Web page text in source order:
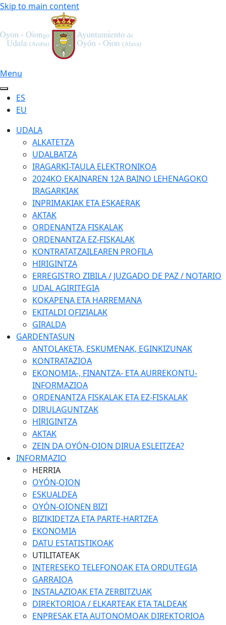
Skip to main content
Menu
ES
EU
UDALA
ALKATETZA
UDALBATZA
IRAGARKI-TAULA ELEKTRONIKOA
2024KO EKAINAREN 12A BAINO LEHENAGOKO
IRAGARKIAK
INPRIMAKIAK ETA ESKAERAK
AKTAK
ORDENANTZA FISKALAK
ORDENANTZA EZ-FISKALAK
KONTRATATZAILEAREN PROFILA
HIRIGINTZA
ERREGISTRO ZIBILA / JUZGADO DE PAZ / NOTARIO
UDAL AGIRITEGIA
KOKAPENA ETA HARREMANA
EKITALDI OFIZIALAK
GIRALDA
GARDENTASUN
ANTOLAKETA, ESKUMENAK, EGINKIZUNAK
KONTRATAZIOA
EKONOMIA-, FINANTZA- ETA AURREKONTU-
INFORMAZIOA
ORDENANTZA FISKALAK ETA EZ-FISKALAK
DIRULAGUNTZAK
HIRIGINTZA
AKTAK
ZEIN DA OYÓN-OION DIRUA ESLEITZEA?
INFORMAZIO
HERRIA
OYÓN-OION
ESKUALDEA
OYÓN-OIONEN BIZI
BIZIKIDETZA ETA PARTE-HARTZEA
EKONOMIA
DATU ESTATISTIKOAK
UTILITATEAK
INTERESEKO TELEFONOAK ETA ORDUTEGIA
GARRAIOA
INSTALAZIOAK ETA ZERBITZUAK
DIREKTORIOA / ELKARTEAK ETA TALDEAK
ENPRESAK ETA AUTONOMOAK DIREKTORIOA